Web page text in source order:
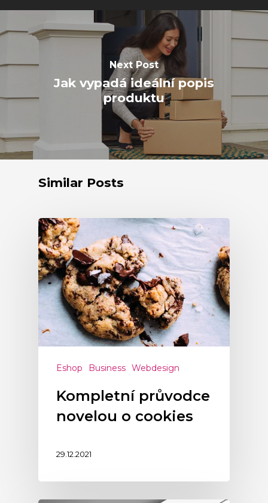
Next Post
Jak vypadá ideální popis
produktu
Similar Posts
Eshop Business Webdesign
Kompletní průvodce
novelou o cookies
29.12.2021